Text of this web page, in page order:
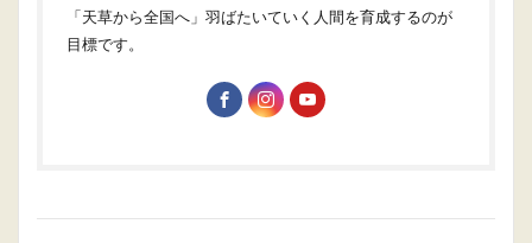
「天草から全国へ」羽ばたいていく人間を育成するのが
目標です。